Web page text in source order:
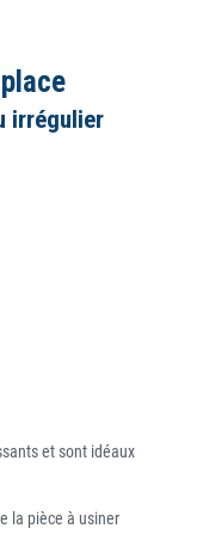
irrégulier
et sont idéaux
la pièce à usiner